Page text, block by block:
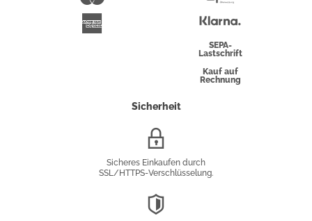
Überweisung
SEPA-
Lastschrift
Kauf auf
Rechnung
Sicherheit
Sicheres Einkaufen durch
SSL/HTTPS-Verschlüsselung.